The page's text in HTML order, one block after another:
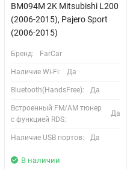
BM094M 2K Mitsubishi L200
(2006-2015), Pajero Sport
(2006-2015)
Бренд: FarCar
Наличие Wi-Fi: Да
Bluetooth(HandsFree): Да
Встроенный FM/AM тюнер
с функцией RDS:
Да
Наличие USB портов: Да
В наличии